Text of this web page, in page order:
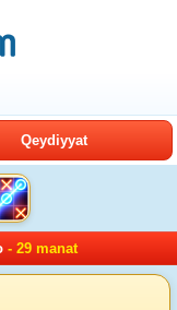
Qeydiyyat
- 29 manat